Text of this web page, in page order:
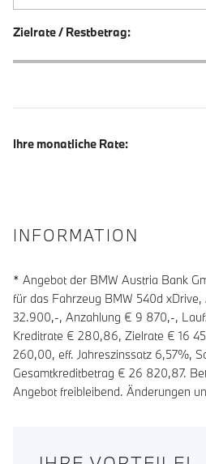
Zielrate / Restbetrag:
Zielrate / Restbetrag Schieberegler
Ihre monatliche Rate:
INFORMATION
* Angebot der BMW Austria Bank
für das Fahrzeug BMW 540d
32.900,-, Anzahlung € 9 870,-,
Kreditrate € 280,86, Zielrate € 16
260,00, eff. Jahreszinssatz 6,57%,
Gesamtkreditbetrag € 26 820,87.
Angebot freibleibend. Änderungen